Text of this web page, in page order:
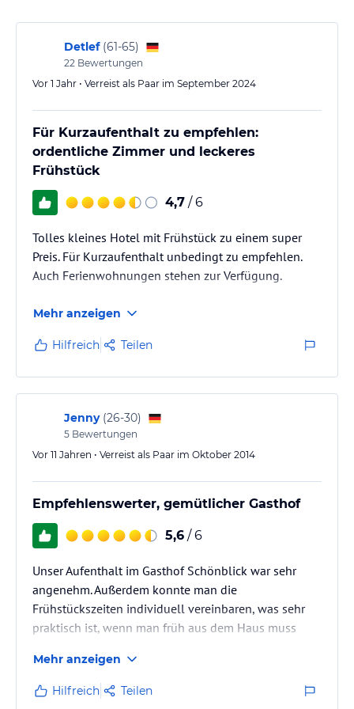
Detlef (61-65)
22 Bewertungen
Vor 1 Jahr • Verreist als Paar im September 2024
Für Kurzaufenthalt zu empfehlen:
ordentliche Zimmer und leckeres
Frühstück
4,7 / 6
Tolles kleines Hotel mit Frühstück zu einem super
Preis. Für Kurzaufenthalt unbedingt zu empfehlen.
Auch Ferienwohnungen stehen zur Verfügung.
Mehr anzeigen
Hilfreich Teilen
Jenny (26-30)
5 Bewertungen
Vor 11 Jahren • Verreist als Paar im Oktober 2014
Empfehlenswerter, gemütlicher Gasthof
5,6 / 6
Unser Aufenthalt im Gasthof Schönblick war sehr
angenehm. Außerdem konnte man die
Frühstückszeiten individuell vereinbaren, was sehr
praktisch ist, wenn man früh aus dem Haus muss
Sehr praktisch ist ein mit Code gesichertes
Schlüsselaufbewahrungssystem vor dem Haus,
sodass man seinen Schlüssel dort hinterlegen kann
Mehr anzeigen
Hilfreich Teilen